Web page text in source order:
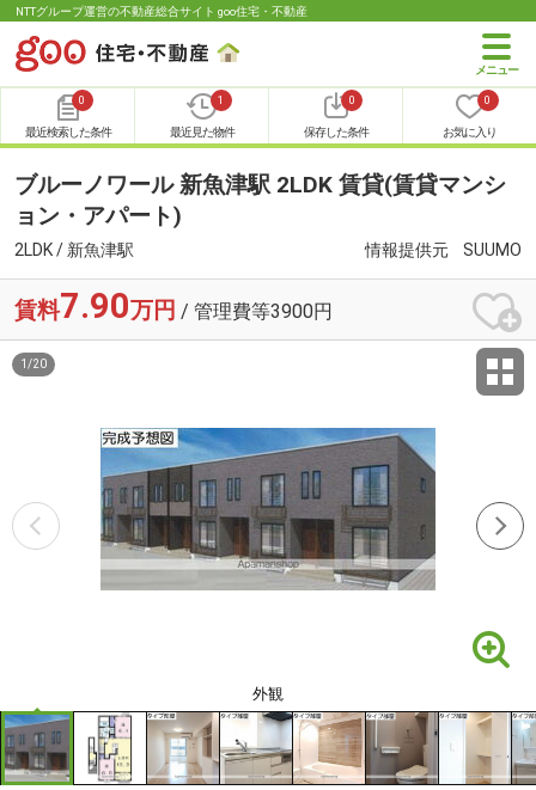
NTTグループ運営の不動産総合サイト goo住宅・不動産
0
最近検索した条件
1
最近見た物件
0
保存した条件
0
お気に入り
ブルーノワール 新魚津駅 2LDK 賃貸(賃貸マンシ
ョン・アパート)
2LDK / 新魚津駅 情報提供元 SUUMO
賃料7.90万円 / 管理費等3900円
外観
1 /20